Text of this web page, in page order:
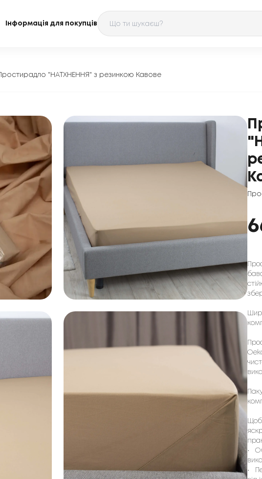
Інформація для покупців
Простирадло "НАТХНЕННЯ" з резинкою Кавове
•
•